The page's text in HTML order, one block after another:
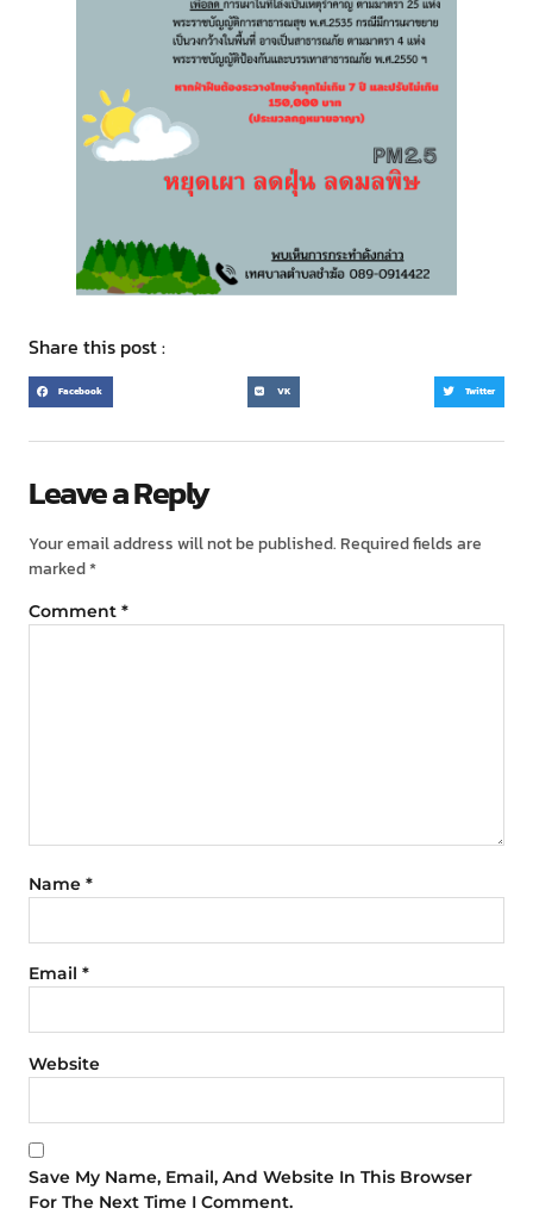
Share this post :
Facebook VK Twitter
Leave a Reply
Your email address will not be published. Required fields are
marked*
Comment *
Name *
Email *
Website
Save My Name, Email, And Website In This Browser
For The Next Time I Comment.